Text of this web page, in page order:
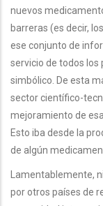
nuevos
barreras (es decir,
ese conjunto de
servicio de todos los
simbólico. De esta
sector científico-
mejoramiento de
Esto iba desde la
de algún
Lamentablemente,
por otros países de